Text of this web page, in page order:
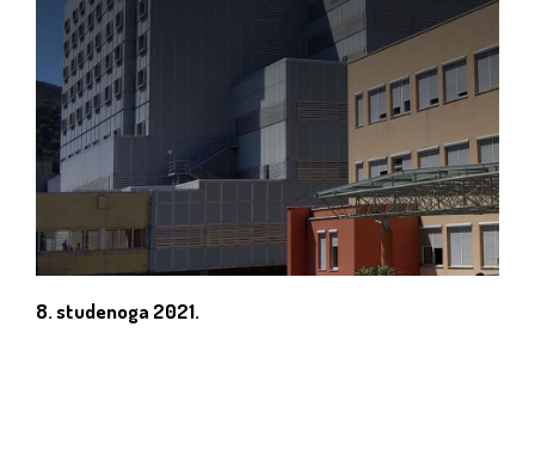
8. studenoga 2021.